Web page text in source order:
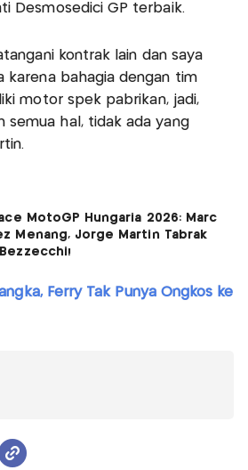
Desmosedici GP terbaik.
kontrak lain dan saya
karena bahagia dengan tim
motor spek pabrikan, jadi,
semua hal, tidak ada yang
MotoGP Hungaria 2026: Marc
Menang, Jorge Martin Tabrak
Ferry Tak Punya Ongkos ke